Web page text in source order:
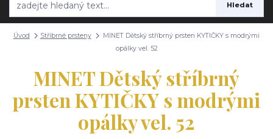
Hledat
Úvod Stříbrné prsteny
MINET Dětský stříbrný prsten KYTIČKY s modrými
opálky vel. 52
MINET Dětský stříbrný
prsten KYTIČKY s modrými
opálky vel. 52